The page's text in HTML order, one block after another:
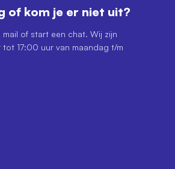
of kom je er niet uit?
of start een chat. Wij zijn
17:00 uur van maandag t/m